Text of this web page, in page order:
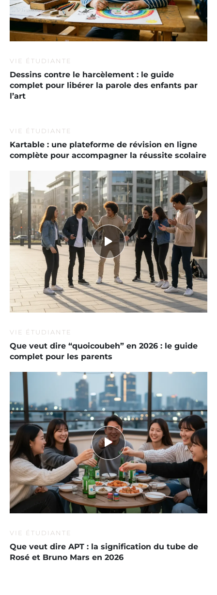
VIE ÉTUDIANTE
Dessins contre le harcèlement : le guide
complet pour libérer la parole des enfants par
l’art
VIE ÉTUDIANTE
Kartable : une plateforme de révision en ligne
complète pour accompagner la réussite scolaire
VIE ÉTUDIANTE
Que veut dire “quoicoubeh” en 2026 : le guide
complet pour les parents
VIE ÉTUDIANTE
Que veut dire APT : la signification du tube de
Rosé et Bruno Mars en 2026